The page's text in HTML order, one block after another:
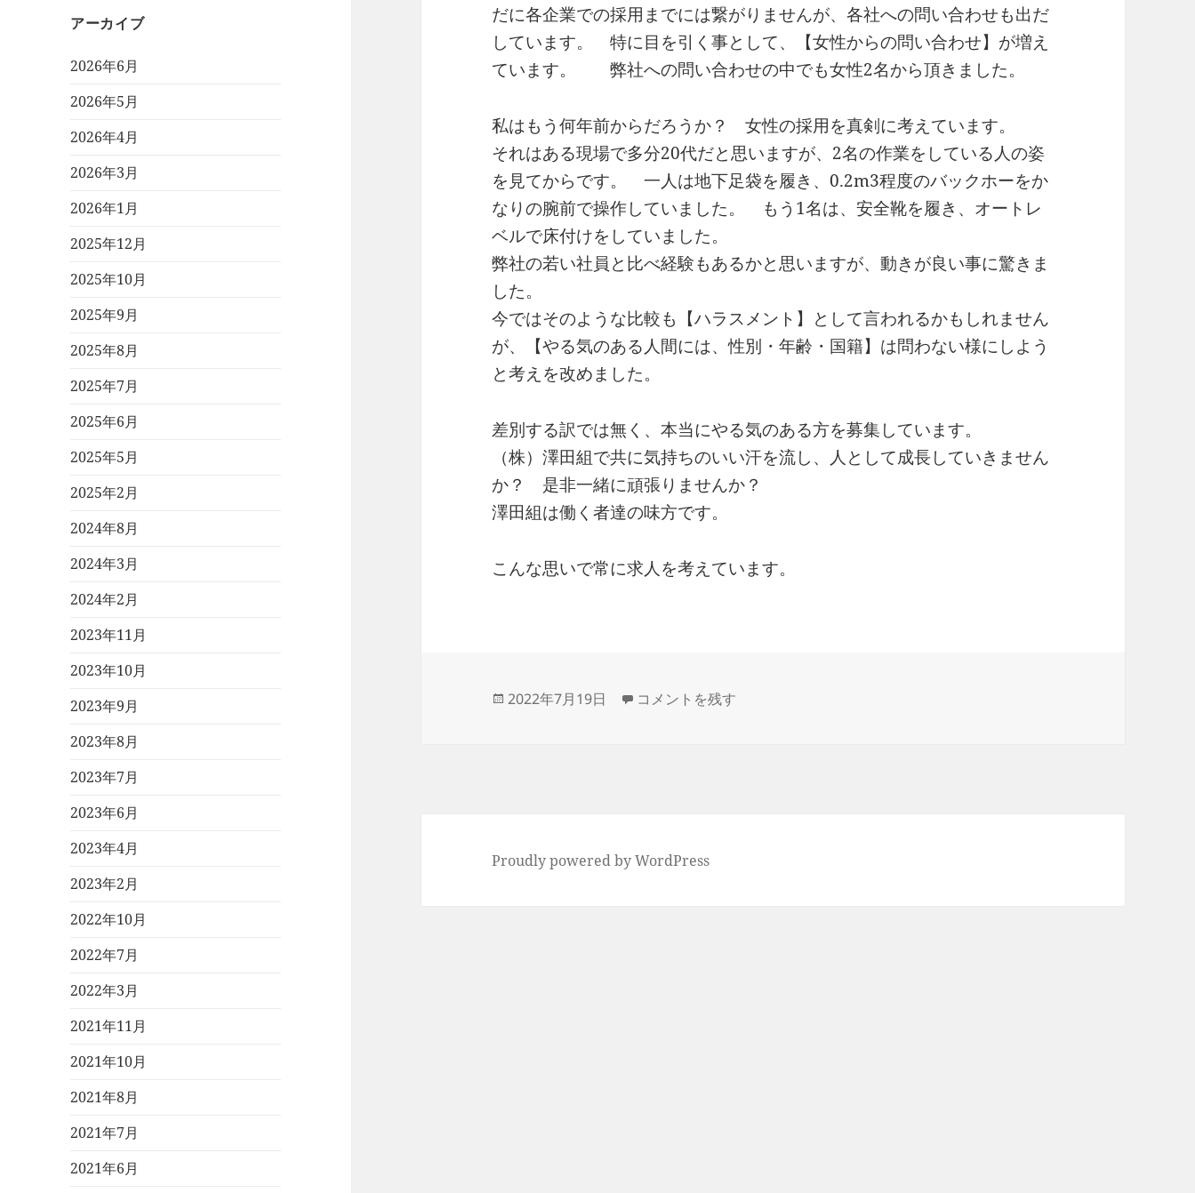
アーカイブ
2026年6月
2026年5月
2026年4月
2026年3月
2026年1月
2025年12月
2025年10月
2025年9月
2025年8月
2025年7月
2025年6月
2025年5月
2025年2月
2024年8月
2024年3月
2024年2月
2023年11月
2023年10月
2023年9月
2023年8月
2023年7月
2023年6月
2023年4月
2023年2月
2022年10月
2022年7月
2022年3月
2021年11月
2021年10月
2021年8月
2021年7月
2021年6月
だに各企業での採用までには繋がりませんが、各社への問い合わせも出だ
しています。 特に目を引く事として、【女性からの問い合わせ】が増え
ています。 弊社への問い合わせの中でも女性2名から頂きました。
私はもう何年前からだろうか？ 女性の採用を真剣に考えています。
それはある現場で多分20代だと思いますが、2名の作業をしている人の姿
を見てからです。 一人は地下足袋を履き、0.2m3程度のバックホーをか
なりの腕前で操作していました。 もう1名は、安全靴を履き、オートレ
ベルで床付けをしていました。
弊社の若い社員と比べ経験もあるかと思いますが、動きが良い事に驚きま
した。
今ではそのような比較も【ハラスメント】として言われるかもしれません
が、【やる気のある人間には、性別・年齢・国籍】は問わない様にしよう
と考えを改めました。
差別する訳では無く、本当にやる気のある方を募集しています。
（株）澤田組で共に気持ちのいい汗を流し、人として成長していきません
か？ 是非一緒に頑張りませんか？
澤田組は働く者達の味方です。
こんな思いで常に求人を考えています。
投
2022年7月19日 弊社の求人状況 に
コメントを残す
Proudly powered by WordPress